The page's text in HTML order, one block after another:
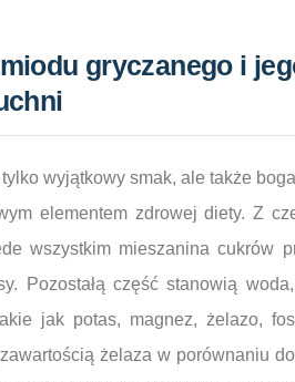
gryczanego i
wyjątkowy smak, ale także
elementem zdrowej diety. Z
wszystkim mieszanina cukrów
Pozostałą część stanowią
jak potas, magnez, żelazo,
żelaza w porównaniu